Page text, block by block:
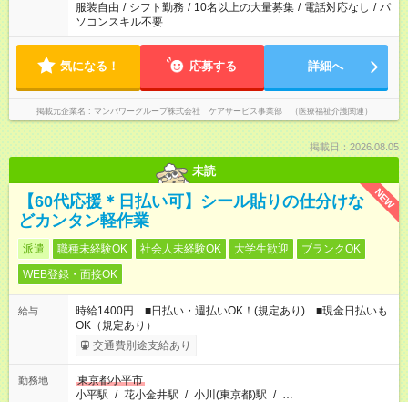
服装自由 / シフト勤務 / 10名以上の大量募集 / 電話対応なし / パ
ソコンスキル不要
気になる！ 応募する 詳細へ
掲載元企業名 マンパワーグループ株式会社 ケアサービス事業部 （医療福祉介護関連）
掲載日：2026.08.05
未読
NEW
【60代応援＊日払い可】シール貼りの仕分けな
どカンタン軽作業
派遣 職種未経験OK 社会人未経験OK 大学生歓迎
ブランクOK
WEB登録・面接OK
給与
時給1400円 ■日払い・週払いOK！(規定あり) ■現金日払いも
OK（規定あり）
交通費別途支給あり
勤務地
東京都小平市
小平駅 / 花小金井駅 / 小川(東京都)駅 / …